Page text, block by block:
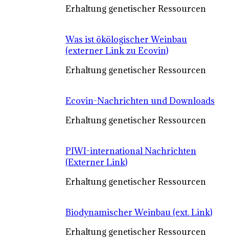
Erhaltung genetischer Ressourcen
Was ist ökölogischer Weinbau
(externer Link zu Ecovin)
Erhaltung genetischer Ressourcen
Ecovin-Nachrichten und Downloads
Erhaltung genetischer Ressourcen
PIWI-international Nachrichten
(Externer Link)
Erhaltung genetischer Ressourcen
Biodynamischer Weinbau (ext. Link)
Erhaltung genetischer Ressourcen